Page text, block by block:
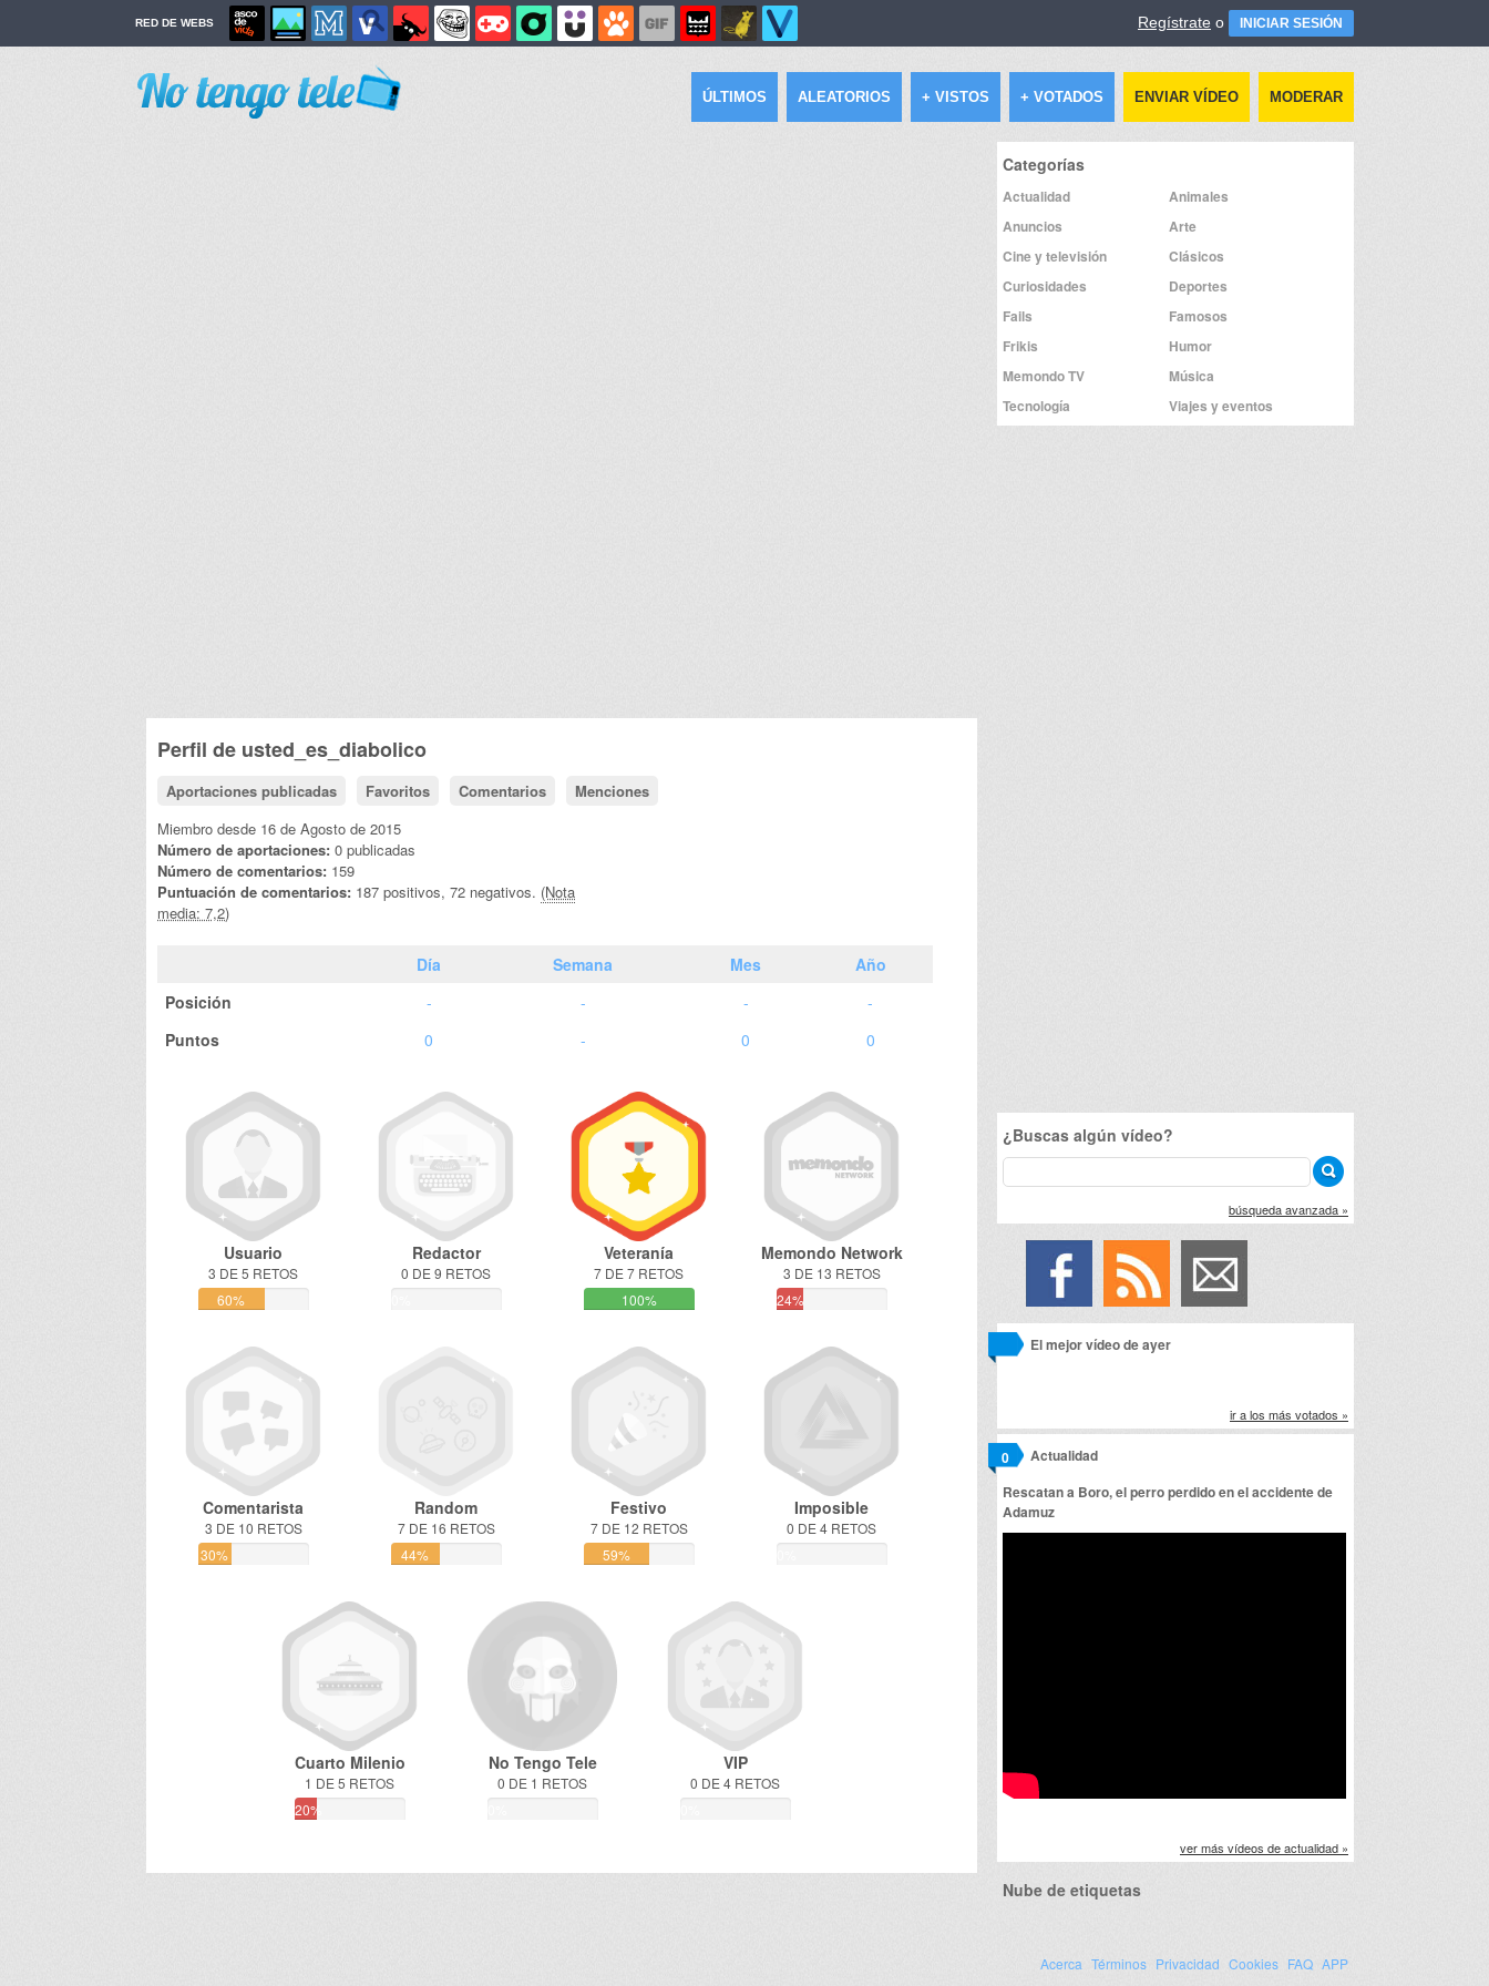
RED DE WEBS Regístrate o INICIAR SESIÓN
ÚLTIMOS ALEATORIOS + VISTOS + VOTADOS ENVIAR VÍDEO MODERAR
Perfil de usted_es_diabolico
Aportaciones publicadas Favoritos Comentarios
Menciones
Miembro desde 16 de Agosto de 2015
Número de aportaciones: 0 publicadas
Número de comentarios: 159
Puntuación de comentarios: 187 positivos, 72 negativos. (Nota
media: 7,2)
Día Semana Mes
Año
Posición
- - -
-
Puntos
0 - 0 0
Usuario
3 DE 5 RETOS
60%
Redactor
0 DE 9 RETOS
Veteranía
7 DE 7 RETOS
100%
Memondo Network
3 DE 13 RETOS
24%
Comentarista
3 DE 10 RETOS
30%
Random
7 DE 16 RETOS
44%
Festivo
7 DE 12 RETOS
59%
Imposible
0 DE 4 RETOS
Cuarto Milenio
1 DE 5 RETOS
20%
No Tengo Tele
0 DE 1 RETOS
VIP
0 DE 4 RETOS
Categorías
Actualidad
Animales
Anuncios
Arte
Cine y televisión
Clásicos
Curiosidades
Deportes
Fails
Famosos
Frikis
Humor
Memondo TV
Música
Tecnología
Viajes y eventos
¿Buscas algún vídeo?
búsqueda avanzada »
El mejor vídeo de ayer
ir a los más votados »
Actualidad
0
Rescatan a Boro, el perro perdido en el accidente de
Adamuz
ver más vídeos de actualidad »
Nube de etiquetas
Acerca Términos Privacidad Cookies FAQ APP